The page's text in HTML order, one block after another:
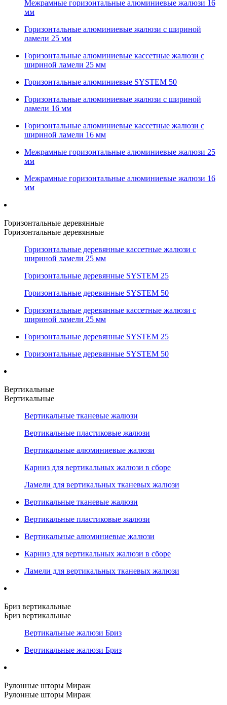
Межрамные горизонтальные алюминиевые жалюзи 16
мм
Горизонтальные алюминиевые жалюзи с шириной
ламели 25 мм
Горизонтальные алюминиевые кассетные жалюзи с
шириной ламели 25 мм
Горизонтальные алюминиевые SYSTEM 50
Горизонтальные алюминиевые жалюзи с шириной
ламели 16 мм
Горизонтальные алюминиевые кассетные жалюзи с
шириной ламели 16 мм
Межрамные горизонтальные алюминиевые жалюзи 25
мм
Межрамные горизонтальные алюминиевые жалюзи 16
мм
Горизонтальные деревянные
Горизонтальные деревянные
Горизонтальные деревянные кассетные жалюзи с
шириной ламели 25 мм
Горизонтальные деревянные SYSTEM 25
Горизонтальные деревянные SYSTEM 50
Горизонтальные деревянные кассетные жалюзи с
шириной ламели 25 мм
Горизонтальные деревянные SYSTEM 25
Горизонтальные деревянные SYSTEM 50
Вертикальные
Вертикальные
Вертикальные тканевые жалюзи
Вертикальные пластиковые жалюзи
Вертикальные алюминиевые жалюзи
Карниз для вертикальных жалюзи в сборе
Ламели для вертикальных тканевых жалюзи
Вертикальные тканевые жалюзи
Вертикальные пластиковые жалюзи
Вертикальные алюминиевые жалюзи
Карниз для вертикальных жалюзи в сборе
Ламели для вертикальных тканевых жалюзи
Бриз вертикальные
Бриз вертикальные
Вертикальные жалюзи Бриз
Вертикальные жалюзи Бриз
Рулонные шторы Мираж
Рулонные шторы Мираж